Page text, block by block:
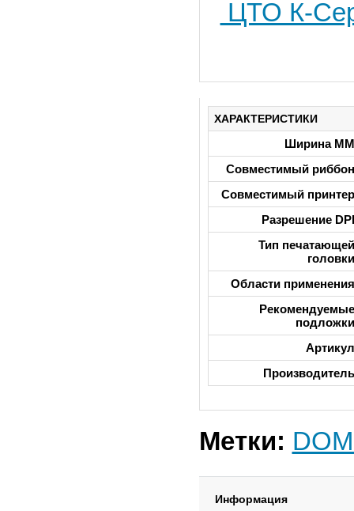
ЦТО К-
ХАРАКТЕРИСТИКИ
Ширина ММ
Совместимый риббон
Совместимый принтер
Разрешение DPI
Тип печатающей
головки
Области применения
Рекомендуемые
подложки
Артикул
Производитель
Метки:
Информация